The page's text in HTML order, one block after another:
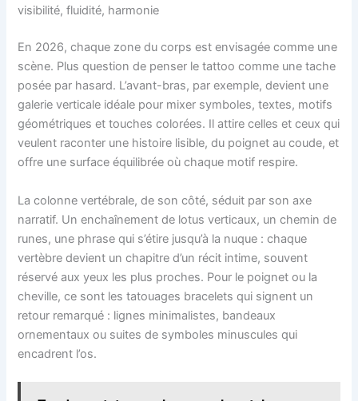
visibilité, fluidité, harmonie
En 2026, chaque zone du corps est envisagée comme une
scène. Plus question de penser le tattoo comme une tache
posée par hasard. L’avant-bras, par exemple, devient une
galerie verticale idéale pour mixer symboles, textes, motifs
géométriques et touches colorées. Il attire celles et ceux qui
veulent raconter une histoire lisible, du poignet au coude, et
offre une surface équilibrée où chaque motif respire.
La colonne vertébrale, de son côté, séduit par son axe
narratif. Un enchaînement de lotus verticaux, un chemin de
runes, une phrase qui s’étire jusqu’à la nuque : chaque
vertèbre devient un chapitre d’un récit intime, souvent
réservé aux yeux les plus proches. Pour le poignet ou la
cheville, ce sont les tatouages bracelets qui signent un
retour remarqué : lignes minimalistes, bandeaux
ornementaux ou suites de symboles minuscules qui
encadrent l’os.